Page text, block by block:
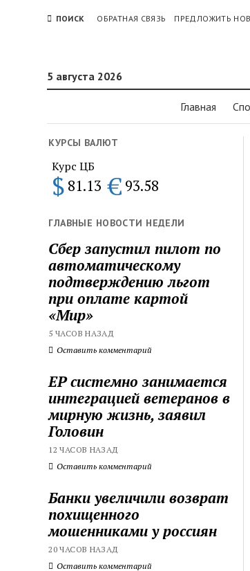
ПОИСК ОБРАТНАЯ СВЯЗЬ ПРЕДЛОЖИТЬ
5 августа 2026
Главная
КУРСЫ ВАЛЮТ
Курс ЦБ
$ 81.13 € 93.58
ГЛАВНЫЕ НОВОСТИ НЕДЕЛИ
Сбер запустил пилот по
автоматическому
подтверждению льгот
при оплате картой
«Мир»
5 ЧАСОВ НАЗАД
Оставить комментарий
ЕР системно занимается
интеграцией ветеранов в
мирную жизнь, заявил
Головин
12 ЧАСОВ НАЗАД
Оставить комментарий
Банки увеличили возврат
похищенного
мошенниками у россиян
20 ЧАСОВ НАЗАД
Оставить комментарий